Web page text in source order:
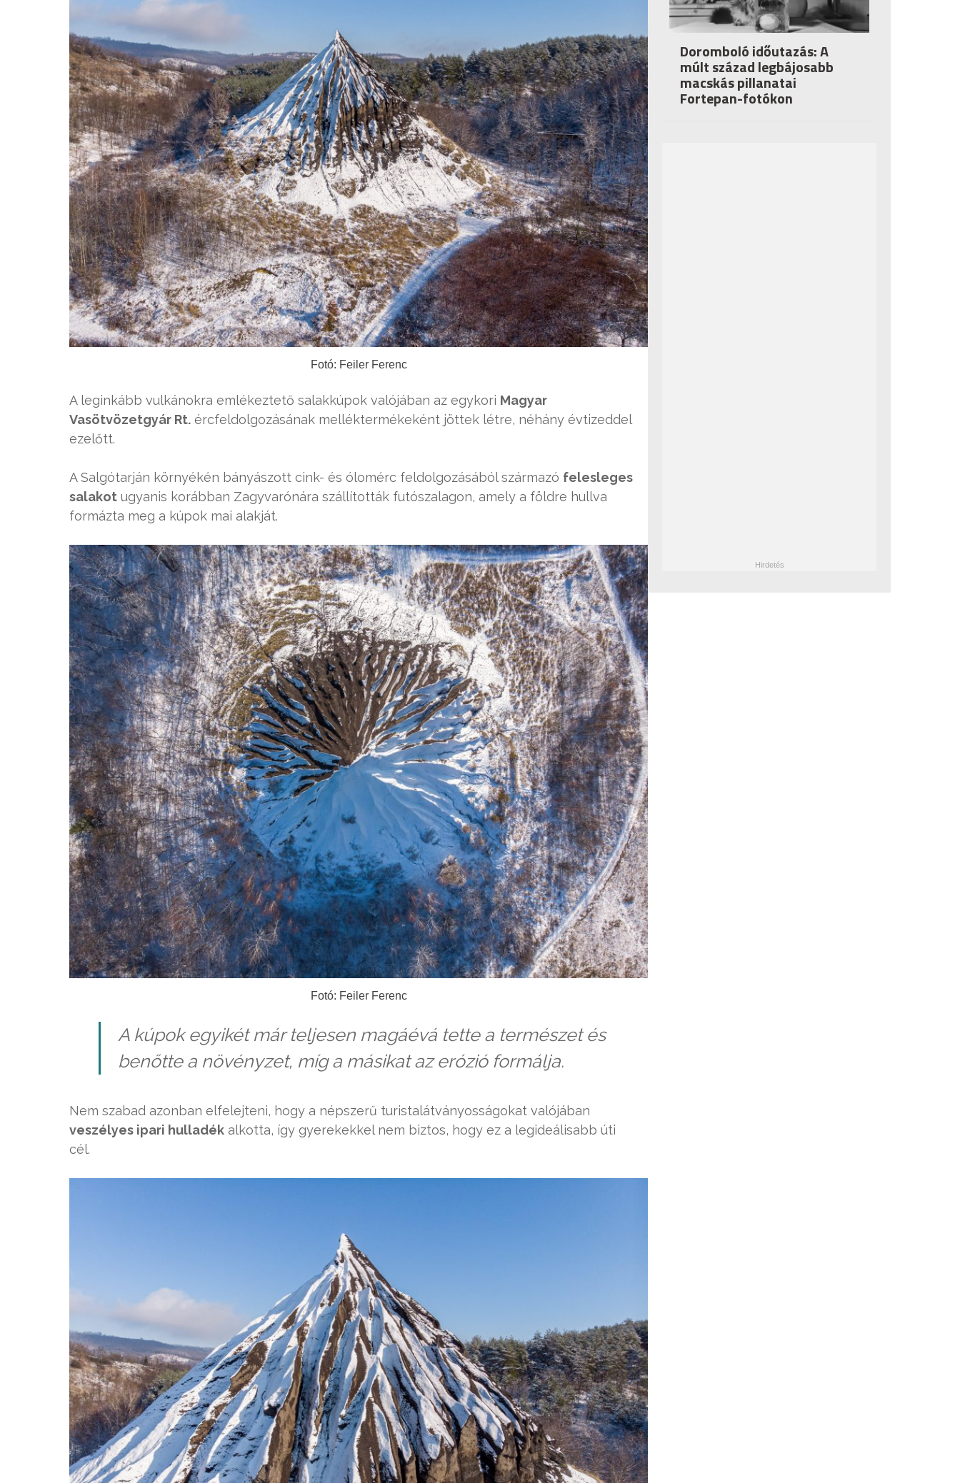
Fotó: Feiler Ferenc
A leginkább vulkánokra emlékeztető salakkúpok valójában az egykori Magyar
Vasötvözetgyár Rt. ércfeldolgozásának melléktermékeként jöttek létre, néhány évtizeddel
ezelőtt.
A Salgótarján környékén bányászott cink- és ólomérc feldolgozásából származó felesleges
salakot ugyanis korábban Zagyvarónára szállították futószalagon, amely a földre hullva
formázta meg a kúpok mai alakját.
Fotó: Feiler Ferenc
A kúpok egyikét már teljesen magáévá tette a természet és
benőtte a növényzet, míg a másikat az erózió formálja.
Nem szabad azonban elfelejteni, hogy a népszerű turistalátványosságokat valójában
veszélyes ipari hulladék alkotta, így gyerekekkel nem biztos, hogy ez a legideálisabb úti
cél.
Doromboló időutazás: A
múlt század legbájosabb
macskás pillanatai
Fortepan-fotókon